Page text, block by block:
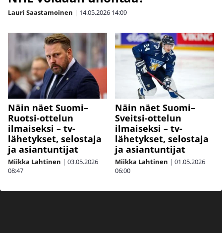
Lauri Saastamoinen | 14.05.2026 14:09
Näin näet Suomi–
Ruotsi-ottelun
ilmaiseksi – tv-
lähetykset, selostaja
ja asiantuntijat
Miikka Lahtinen | 03.05.2026
08:47
Näin näet Suomi–
Sveitsi-ottelun
ilmaiseksi – tv-
lähetykset, selostaja
ja asiantuntijat
Miikka Lahtinen | 01.05.2026
06:00